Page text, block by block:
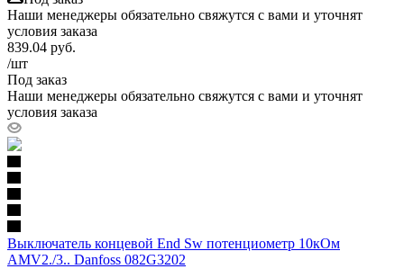
Наши менеджеры обязательно свяжутся с вами и уточнят
условия заказа
839.04 руб.
/шт
Под заказ
Наши менеджеры обязательно свяжутся с вами и уточнят
условия заказа
Выключатель концевой End Sw потенциометр 10кОм
AMV2./3.. Danfoss 082G3202